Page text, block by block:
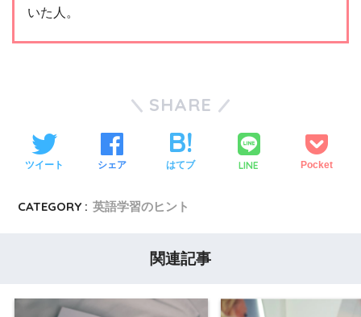
いた人。
SHARE
ツイート シェア はてブ LINE Pocket
CATEGORY : 英語学習のヒント
関連記事